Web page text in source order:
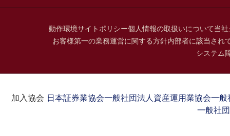
動作環境サイトポリシー個人情報の取扱いについて当
お客様第一の業務運営に関する方針内部者に該当され
システム
加入協会：日本証券業協会一般社団法人資産運用業協会一般
一般社